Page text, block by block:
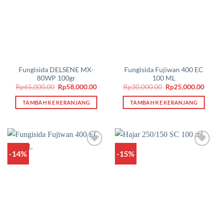
Fungisida DELSENE MX-
80WP 100gr
Rp65,000.00 Harga
aslinya
adalah:
Rp65,000.00.
Rp58,000.00Harga
TAMBAH KE KERANJANG
Fungisida Fujiwan 400 EC
100 ML
Rp30,000.00 Harga
aslinya
adalah:
Rp30,000.00.
Rp25,000.00
TAMBAH KE KERANJANG
-14% -15%